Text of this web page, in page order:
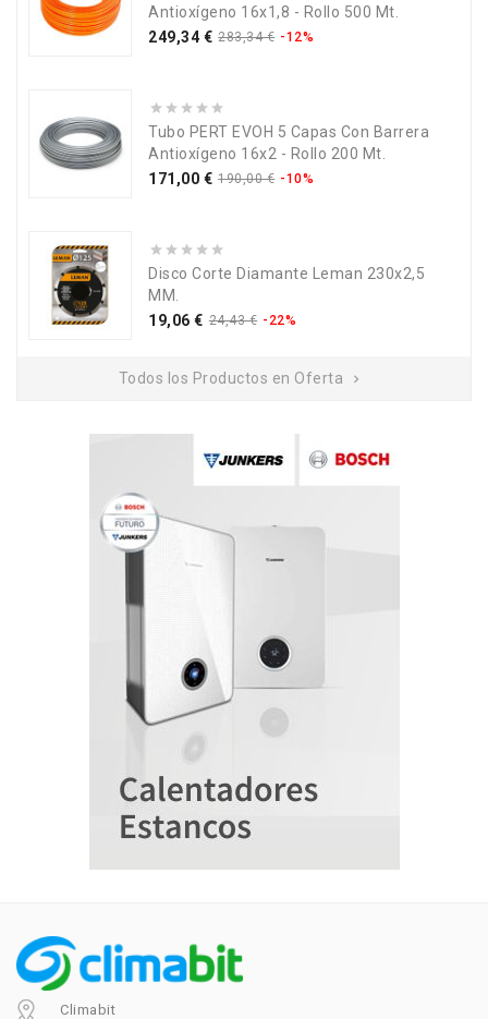
Antioxígeno 16x1,8 - Rollo 500 Mt.
249,34 € 283,34 € -12%
Tubo PERT EVOH 5 Capas Con Barrera
Antioxígeno 16x2 - Rollo 200 Mt.
171,00 € 190,00 € -10%
Disco Corte Diamante Leman 230x2,5
MM.
19,06 € 24,43 € -22%
Todos los Productos en Oferta 
Climabit